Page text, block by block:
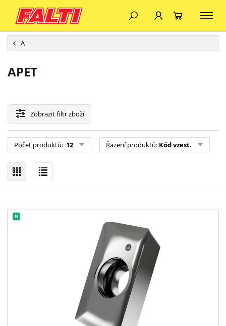
A
APET
Zobrazitfiltr zboží
Počet produktů: 12 Řazení produktů: Kód vzest.